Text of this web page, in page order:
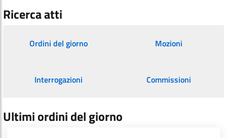
Ricerca atti
Ordini del giorno Mozioni
Interrogazioni Commissioni
Ultimi ordini del giorno